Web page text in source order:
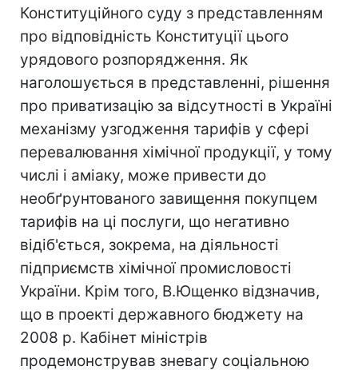
Конституційного суду з представленням
про відповідність Конституції цього
урядового розпорядження. Як
наголошується в представленні, рішення
про приватизацію за відсутності в Україні
механізму узгодження тарифів у сфері
перевалювання хімічної продукції, у тому
числі і аміаку, може привести до
необґрунтованого завищення покупцем
тарифів на ці послуги, що негативно
відіб'ється, зокрема, на діяльності
підприємств хімічної промисловості
України. Крім того, В.Ющенко відзначив,
що в проекті державного бюджету на
2008 р. Кабінет міністрів
продемонстрував зневагу соціальною